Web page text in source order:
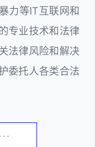
力等IT互联网和
专业技术和法律
法律风险和解决
委托人各类合法
·